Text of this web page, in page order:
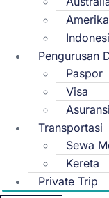
Amerika
Pengurusan
Paspor
Visa
Transportasi
Sewa
Kereta
Private Trip